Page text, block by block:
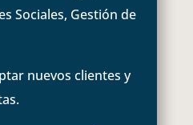
Sociales, Gestión de
nuevos clientes y